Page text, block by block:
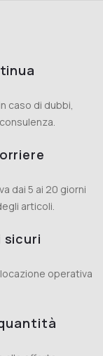
caso di dubbi,
dai 5 ai 20 giorni
articoli.
sicuri
operativa